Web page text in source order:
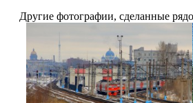
Другие фотографии, сделанные